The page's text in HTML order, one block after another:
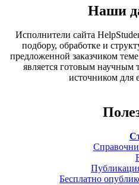
Наши
Исполнители сайта
подбору, обработке и
предложенной заказчиком
является готовым научным
источником для
Бесплатно